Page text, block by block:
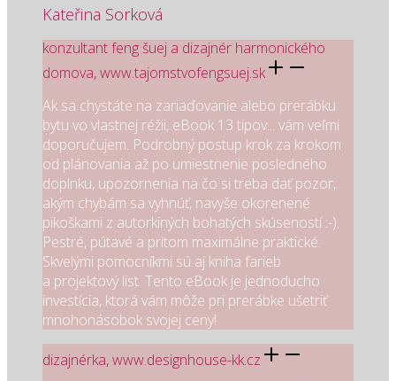
Kateřina Sorková
konzultant feng šuej a dizajnér harmonického
domova, www.tajomstvofengsuej.sk
Ak sa chystáte na zariaďovanie alebo prerábku
bytu vo vlastnej réžii, eBook 13 tipov... vám veľmi
doporučujem. Podrobný postup krok za krokom
od plánovania až po umiestnenie posledného
doplnku, upozornenia na čo si treba dať pozor,
akým chybám sa vyhnúť, navyše okorenené
pikoškami z autorkiných bohatých skúseností :-).
Pestré, pútavé a pritom maximálne praktické.
Skvelými pomocníkmi sú aj kniha farieb
a projektový list. Tento eBook je jednoducho
investícia, ktorá vám môže pri prerábke ušetriť
mnohonásobok svojej ceny!
dizajnérka, www.designhouse-kk.cz